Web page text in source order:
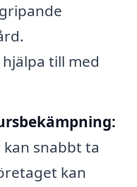
till med
snabbt ta
kan